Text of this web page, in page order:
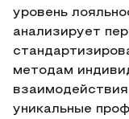
уровень
анализирует
методам
уникальные